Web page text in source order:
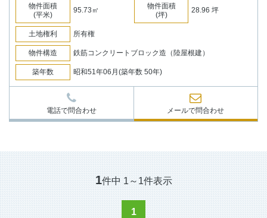
物件面積
(平米)
95.73㎡
物件面積
(坪)
28.96 坪
土地権利 所有権
物件構造 鉄筋コンクリートブロック造（陸屋根建）
築年数 昭和51年06月(築年数 50年)
電話で問合わせ メールで問合わせ
1件中1～1件表示
1